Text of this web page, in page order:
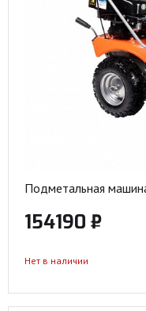
Подметальная
154190 ₽
Нет в наличии